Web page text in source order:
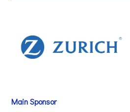
Main Sponsor